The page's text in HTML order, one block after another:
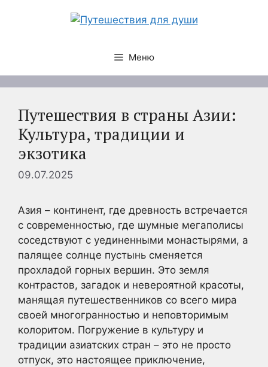
Меню
Путешествия в страны Азии:
Культура, традиции и
экзотика
09.07.2025
Азия – континент, где древность встречается
с современностью, где шумные мегаполисы
соседствуют с уединенными монастырями, а
палящее солнце пустынь сменяется
прохладой горных вершин. Это земля
контрастов, загадок и невероятной красоты,
манящая путешественников со всего мира
своей многогранностью и неповторимым
колоритом. Погружение в культуру и
традиции азиатских стран – это не просто
отпуск, это настоящее приключение,